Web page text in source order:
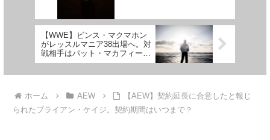
【WWE】ビンス・マクマホン
がレッスルマニア38出場へ。対
戦相手はパット・マカフィーが
予定されていると報じられる
ホーム AEW
【AEW】契約延長に合意したと報じ
られたブライアン・ケイジ。契約期間はいつまで？